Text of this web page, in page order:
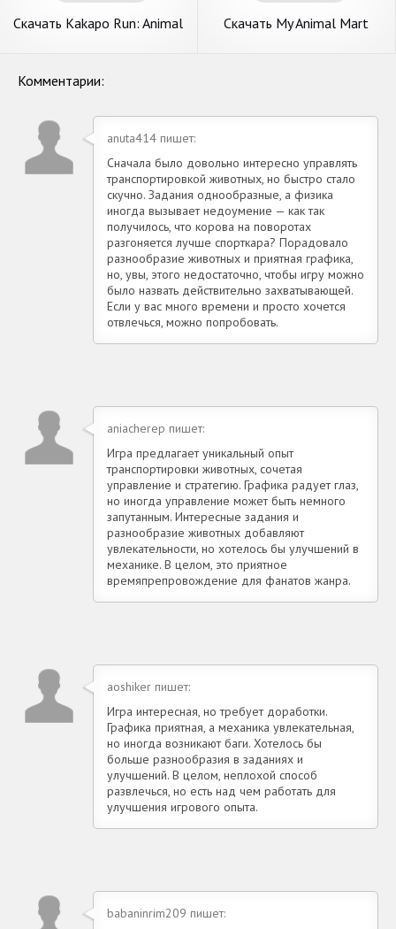
Скачать Kakapo Run: Animal
Скачать My Animal Mart
Комментарии:
anuta414 пишет:
Сначала было довольно интересно управлять
транспортировкой животных, но быстро стало
скучно. Задания однообразные, а физика
иногда вызывает недоумение — как так
получилось, что корова на поворотах
разгоняется лучше спорткара? Порадовало
разнообразие животных и приятная графика,
но, увы, этого недостаточно, чтобы игру можно
было назвать действительно захватывающей.
Если у вас много времени и просто хочется
отвлечься, можно попробовать.
aniacherep пишет:
Игра предлагает уникальный опыт
транспортировки животных, сочетая
управление и стратегию. Графика радует глаз,
но иногда управление может быть немного
запутанным. Интересные задания и
разнообразие животных добавляют
увлекательности, но хотелось бы улучшений в
механике. В целом, это приятное
времяпрепровождение для фанатов жанра.
aoshiker пишет:
Игра интересная, но требует доработки.
Графика приятная, а механика увлекательная,
но иногда возникают баги. Хотелось бы
больше разнообразия в заданиях и
улучшений. В целом, неплохой способ
развлечься, но есть над чем работать для
улучшения игрового опыта.
babaninrim209 пишет: